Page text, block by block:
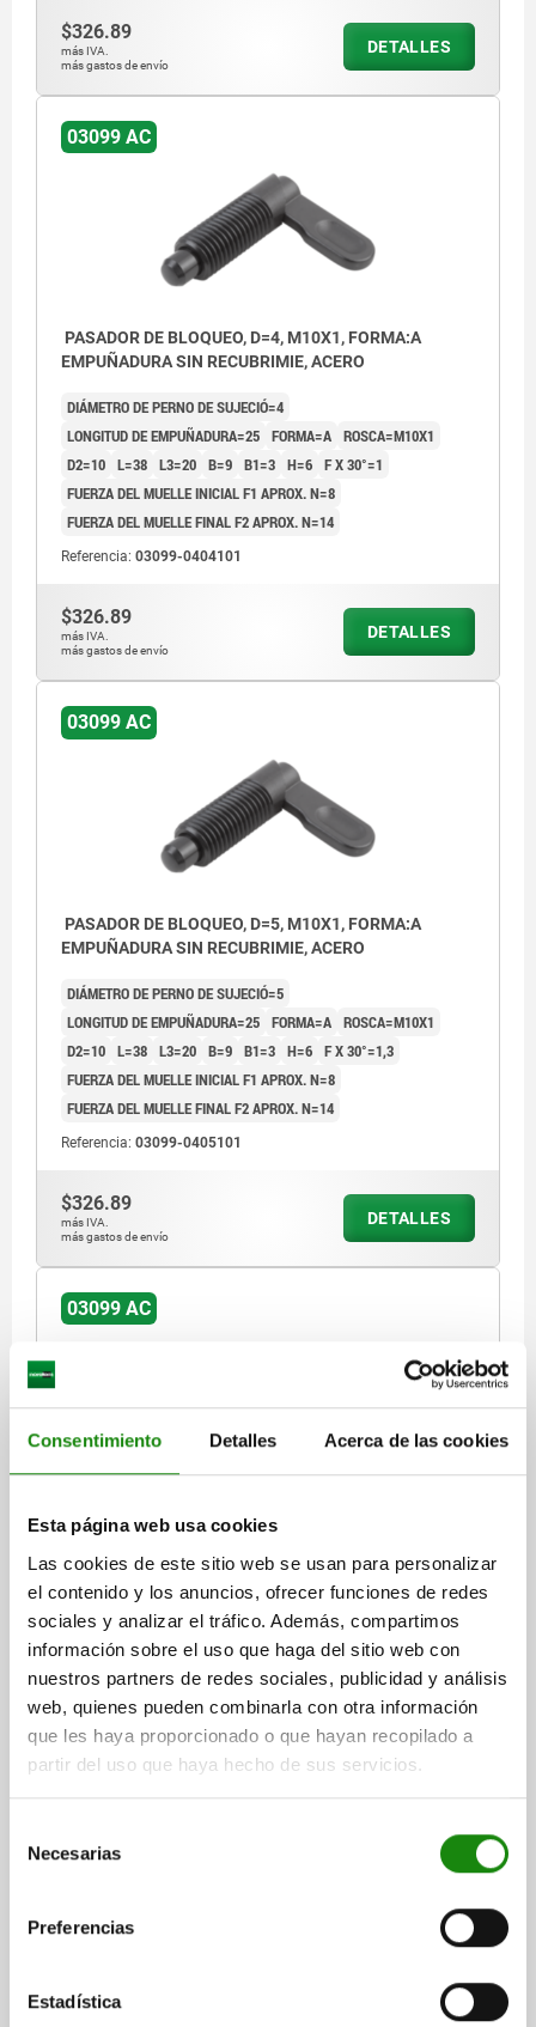
Consentimiento Detalles Acerca de las cookies
Esta página web usa cookies
Las cookies de este sitio web se usan para personalizar
el contenido y los anuncios, ofrecer funciones de redes
sociales y analizar el tráfico. Además, compartimos
información sobre el uso que haga del sitio web con
nuestros partners de redes sociales, publicidad y análisis
web, quienes pueden combinarla con otra información
que les haya proporcionado o que hayan recopilado a
partir del uso que haya hecho de sus servicios.
Necesarias
Preferencias
Estadística
$326.89
más IVA.
más gastos de envío
DETALLES
03099 AC
PASADOR DE BLOQUEO, D=4, M10X1, FORMA:A
EMPUÑADURA SIN RECUBRIMIE, ACERO
DIÁMETRO DE PERNO DE SUJECIÓ=4
LONGITUD DE EMPUÑADURA=25 FORMA=A ROSCA=M10X1
D2=10 L=38 L3=20 B=9 B1=3 H=6 F X 30°=1
FUERZA DEL MUELLE INICIAL F1 APROX. N=8
FUERZA DEL MUELLE FINAL F2 APROX. N=14
Referencia: 03099-0404101
$326.89
más IVA.
más gastos de envío
DETALLES
03099 AC
PASADOR DE BLOQUEO, D=5, M10X1, FORMA:A
EMPUÑADURA SIN RECUBRIMIE, ACERO
DIÁMETRO DE PERNO DE SUJECIÓ=5
LONGITUD DE EMPUÑADURA=25 FORMA=A ROSCA=M10X1
D2=10 L=38 L3=20 B=9 B1=3 H=6 F X 30°=1,3
FUERZA DEL MUELLE INICIAL F1 APROX. N=8
FUERZA DEL MUELLE FINAL F2 APROX. N=14
Referencia: 03099-0405101
$326.89
más IVA.
más gastos de envío
DETALLES
03099 AC
EMPUÑADURA SIN RECUBRIMIE, ACERO
LONGITUD DE EMPUÑADURA=25
D2=10
F X 30°=1,8
FUERZA DEL MUELLE INICIAL F1 APROX. N=8
FUERZA DEL MUELLE FINAL F2 APROX. N=14
Referencia: 03099-0406101
DETALLES